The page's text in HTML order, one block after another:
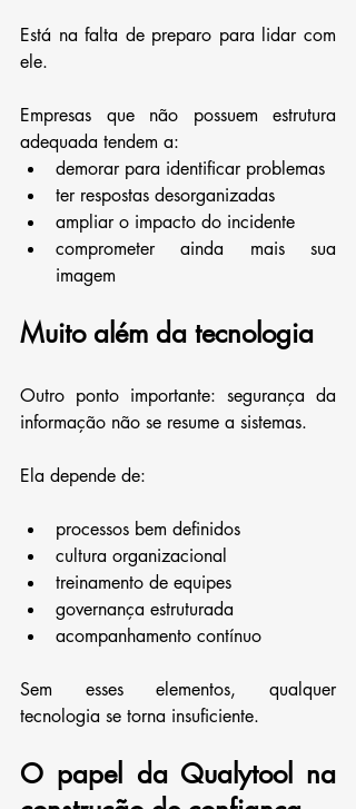
Está na falta de preparo para lidar com
ele.
Empresas que não possuem estrutura
adequada tendem a:
demorar para identificar problemas
ter respostas desorganizadas
ampliar o impacto do incidente
comprometer ainda mais sua
imagem
Muito além da tecnologia
Outro ponto importante: segurança da
informação não se resume a sistemas.
Ela depende de:
processos bem definidos
cultura organizacional
treinamento de equipes
governança estruturada
acompanhamento contínuo
Sem esses elementos, qualquer
tecnologia se torna insuficiente.
O papel da Qualytool na